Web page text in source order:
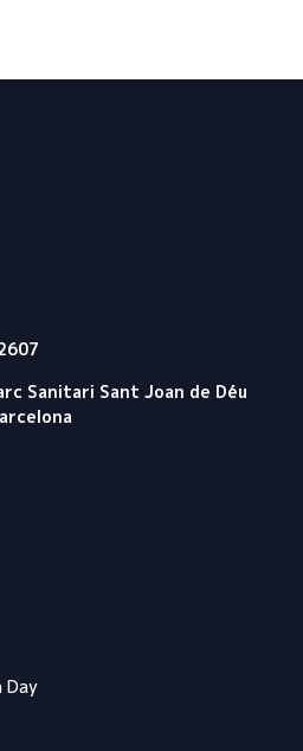
Sanitari Sant Joan de Déu
Day